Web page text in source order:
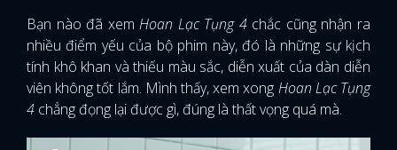
FACEBOOK GOOGLE
Bạn nào đã xemHoan Lạc Tụng 4chắc cũng nhận ra
nhiều điểm yếu của bộ phim này, đó là những sự kịch
tính khô khan và thiếu màu sắc, diễn xuất của dàn diễn
viên không tốt lắm. Mình thấy, xem xong Hoan Lạc Tụng
4 chẳng đọng lại được gì, đúng là thất vọng quá mà.